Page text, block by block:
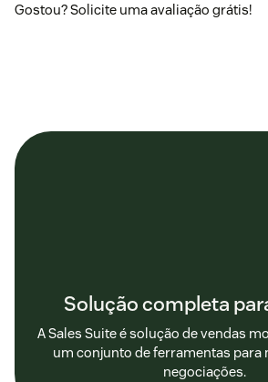
Gostou?Solicite uma avaliação grátis!
Solução completa
A Sales Suite é solução de vendas
um conjunto de ferramentas para
negociações.